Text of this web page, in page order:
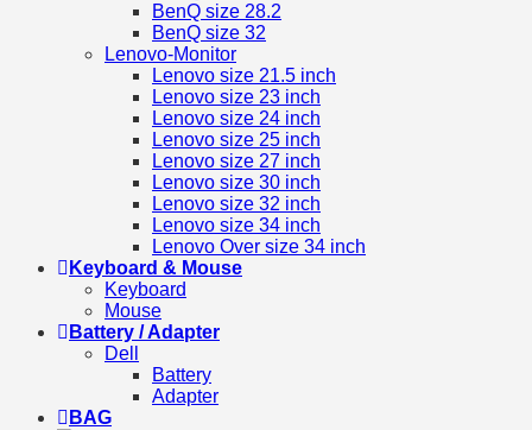
BenQ size 28.2
BenQ size 32
Lenovo-Monitor
Lenovo size 21.5 inch
Lenovo size 23 inch
Lenovo size 24 inch
Lenovo size 25 inch
Lenovo size 27 inch
Lenovo size 30 inch
Lenovo size 32 inch
Lenovo size 34 inch
Lenovo Over size 34 inch
Keyboard & Mouse
Keyboard
Mouse
Battery / Adapter
Dell
Battery
Adapter
BAG